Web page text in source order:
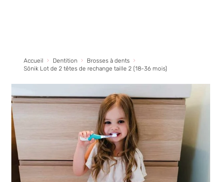
Accueil Dentition
Brosses à dents
Sönik Lot de 2 têtes de rechange taille 2 (18-36 mois)
Bavoir couvre-tout vert
€ + AJOUTER